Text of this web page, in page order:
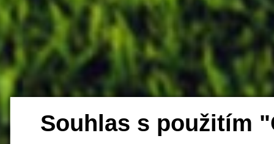
Souhlas s použitím